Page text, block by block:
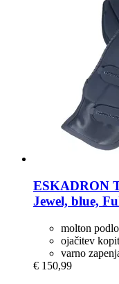
ESKADRON
Jewel, blue,
molton
ojačitev
varno
€ 150,99